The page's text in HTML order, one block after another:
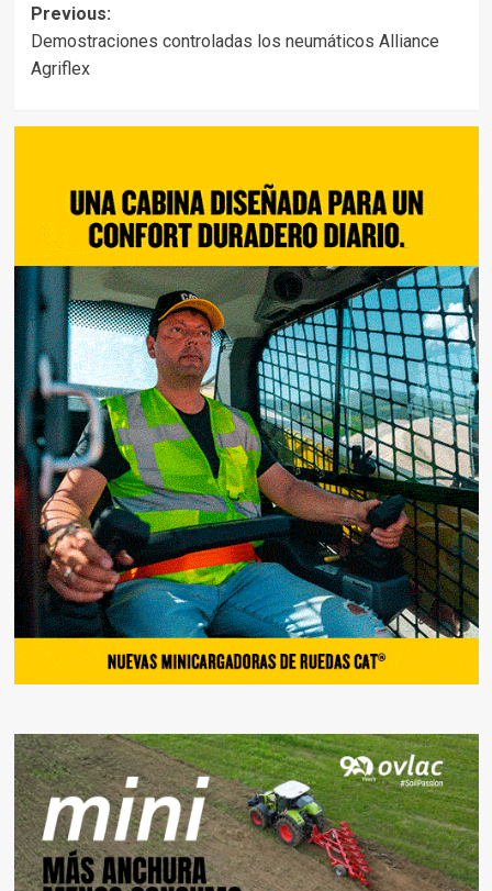
Post
navigation
Previous:
Demostraciones controladas los neumáticos Alliance
Agriflex